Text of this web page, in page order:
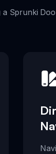
a Sprunki